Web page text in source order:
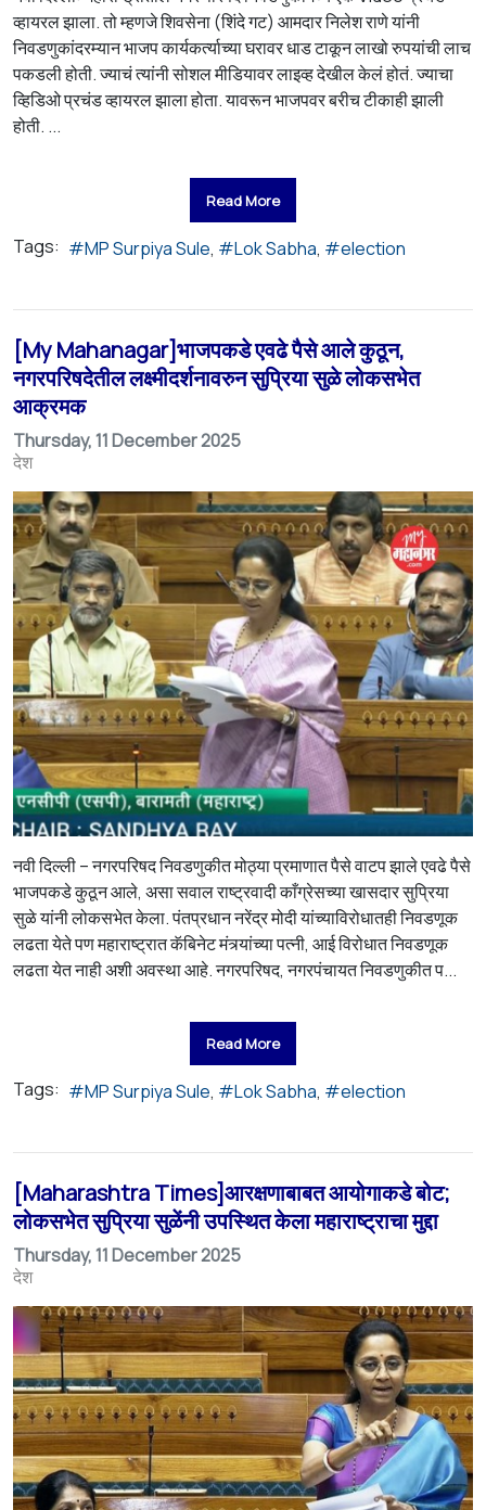
व्हायरल झाला. तो म्हणजे शिवसेना (शिंदे गट) आमदार निलेश राणे यांनी
निवडणुकांदरम्यान भाजप कार्यकर्त्याच्या घरावर धाड टाकून लाखो रुपयांची लाच
पकडली होती. ज्याचं त्यांनी सोशल मीडियावर लाइव्ह देखील केलं होतं. ज्याचा
व्हिडिओ प्रचंड व्हायरल झाला होता. यावरून भाजपवर बरीच टीकाही झाली
होती. ...
Read More
Tags: MP Surpiya Sule Lok Sabha election
[My Mahanagar]भाजपकडे एवढे पैसे आले कुठून,
नगरपरिषदेतील लक्ष्मीदर्शनावरुन सुप्रिया सुळे लोकसभेत
आक्रमक
Thursday, 11 December 2025
देश
नवी दिल्ली – नगरपरिषद निवडणुकीत मोठ्या प्रमाणात पैसे वाटप झाले एवढे पैसे
भाजपकडे कुठून आले, असा सवाल राष्ट्रवादी काँग्रेसच्या खासदार सुप्रिया
सुळे यांनी लोकसभेत केला. पंतप्रधान नरेंद्र मोदी यांच्याविरोधातही निवडणूक
लढता येते पण महाराष्ट्रात कॅबिनेट मंत्र्यांच्या पत्नी, आई विरोधात निवडणूक
लढता येत नाही अशी अवस्था आहे. नगरपरिषद, नगरपंचायत निवडणुकीत प...
Read More
Tags: MP Surpiya Sule Lok Sabha election
[Maharashtra Times]आरक्षणाबाबत आयोगाकडे बोट;
लोकसभेत सुप्रिया सुळेंनी उपस्थित केला महाराष्ट्राचा मुद्दा
Thursday, 11 December 2025
देश